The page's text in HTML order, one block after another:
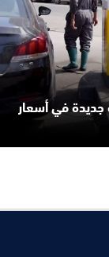
جديدة في أسعار